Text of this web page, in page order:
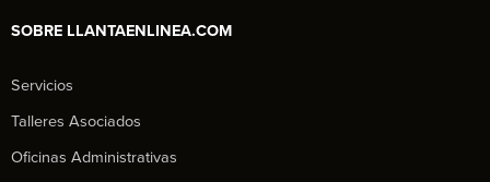
SOBRE LLANTAENLINEA.COM
Servicios
Talleres Asociados
Oficinas Administrativas